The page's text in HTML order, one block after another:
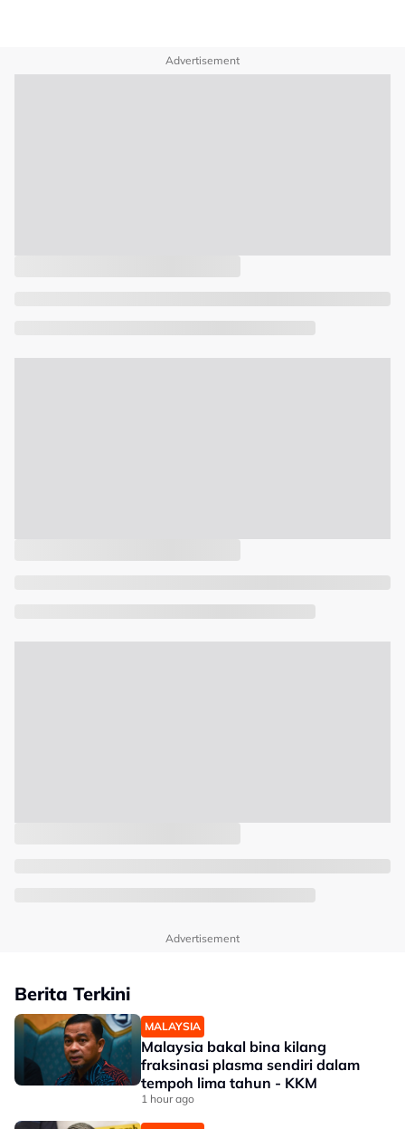
Advertisement
Advertisement
Berita Terkini
MALAYSIA
Malaysia bakal bina kilang
fraksinasi plasma sendiri dalam
tempoh lima tahun - KKM
1 hour ago